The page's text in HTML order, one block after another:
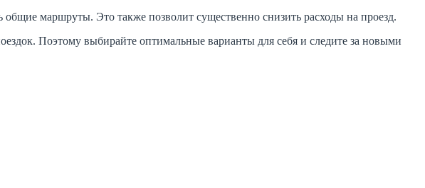
общие маршруты. Это также позволит существенно снизить расходы на проезд.
Поэтому выбирайте оптимальные варианты для себя и следите за новыми